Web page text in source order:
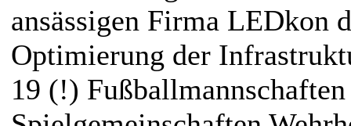
ansässigen Firma LEDkon
Optimierung der
19 (!)